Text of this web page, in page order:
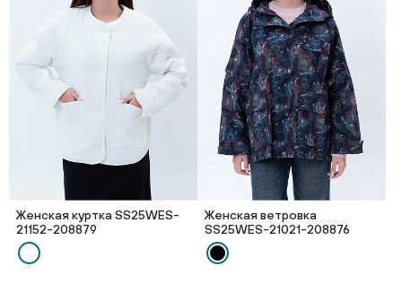
Женская куртка SS25WES-
21152-208879
Женская ветровка
SS25WES-21021-208876